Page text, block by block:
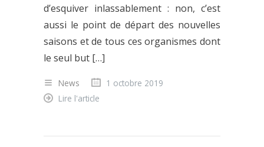
d’esquiver inlassablement : non, c’est
aussi le point de départ des nouvelles
saisons et de tous ces organismes dont
le seul but […]
News
1 octobre 2019
Lire l'article